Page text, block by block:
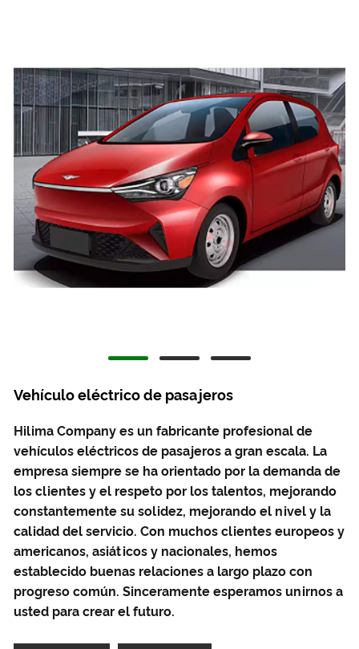
Vehículo eléctrico de pasajeros
Hilima Company es un fabricante profesional de
vehículos eléctricos de pasajeros a gran escala. La
empresa siempre se ha orientado por la demanda de
los clientes y el respeto por los talentos, mejorando
constantemente su solidez, mejorando el nivel y la
calidad del servicio. Con muchos clientes europeos y
americanos, asiáticos y nacionales, hemos
establecido buenas relaciones a largo plazo con
progreso común. Sinceramente esperamos unirnos a
usted para crear el futuro.